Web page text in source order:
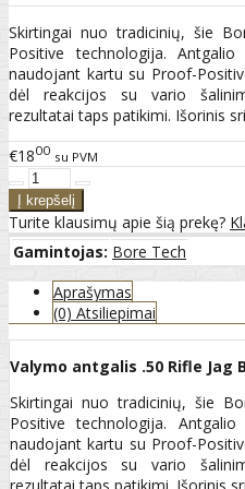
Skirtingai nuo tradicinių, šie
Positive technologija.
naudojant kartu su Proof-
dėl reakcijos su vario
rezultatai taps patikimi. Išorinis
€1800 su PVM
Turite klausimų apie šią prekę?
Gamintojas: Bore Tech
Aprašymas
(0) Atsiliepimai
Valymo antgalis .50 Rifle Jag
Skirtingai nuo tradicinių, šie
Positive technologija.
naudojant kartu su Proof-
dėl reakcijos su vario
rezultatai taps patikimi. Išorinis